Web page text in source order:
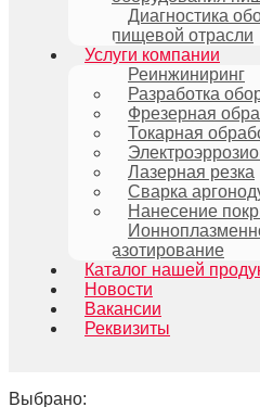
Диагностика
пищевой отрасли
Услуги компании
Реинжиниринг
Разработка
Фрезерная
Токарная
Лазерная резка
Сварка
Нанесение
азотирование
Каталог нашей
Новости
Вакансии
Реквизиты
Выбрано: